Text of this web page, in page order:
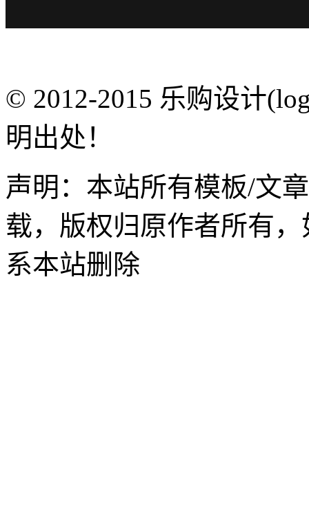
© 2012-2015 乐购设计
明出处！
声明：本站所有模板/文
载，版权归原作者所有
系本站删除